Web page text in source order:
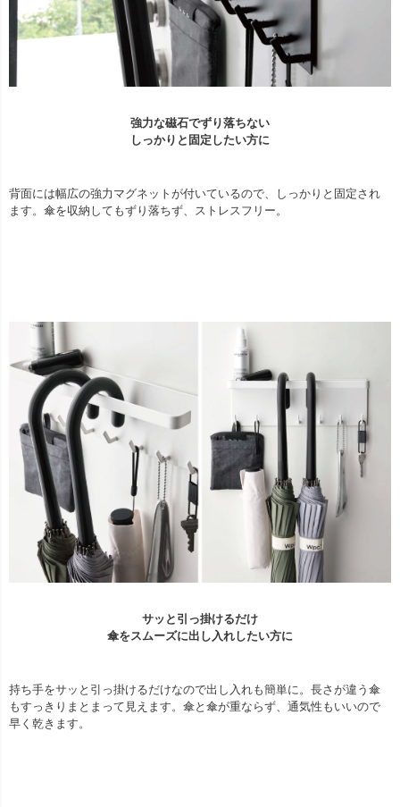
強力な磁石でずり落ちない
しっかりと固定したい方に
背面には幅広の強力マグネットが付いているので、しっかりと固定され
ます。傘を収納してもずり落ちず、ストレスフリー。
サッと引っ掛けるだけ
傘をスムーズに出し入れしたい方に
持ち手をサッと引っ掛けるだけなので出し入れも簡単に。長さが違う傘
もすっきりまとまって見えます。傘と傘が重ならず、通気性もいいので
早く乾きます。